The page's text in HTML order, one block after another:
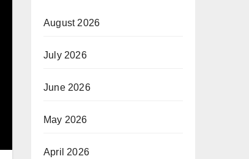
August 2026
July 2026
June 2026
May 2026
April 2026